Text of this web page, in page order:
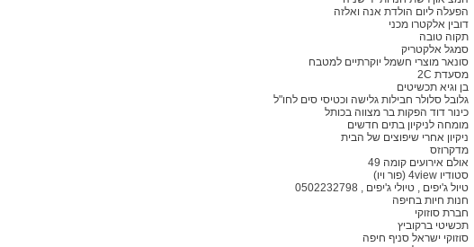
הפעלה ליום הולדת אנה ואלזה
דובין אלקטרו מכני
תקוה טובה
סמגל אלקטריק
סונאר מוצרי חשמל יוקרתיים למטבח
מסעדת 2C
בן וגיא תכשיטים
גלובל סלולר חבילות גלישה וכטיסי סים לחו"ל
כינור דוד הפקות בר מצווה בכותל
מומחה לניקיון בתים חדשים
ניקיון אחרי שיפוצים של הבית
מדקרוזס
אולם אירועים קומה 49
סטודיו 4view (פור ויו)
טיול ג'יפים , טיולי ג'יפים , 0502232798
חנות חיות בחיפה
חברת סוזוקי
תכשיטי ברקוביץ
סוזוקי ישראל סניף חיפה